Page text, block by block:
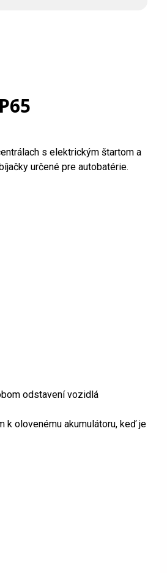
s elektrickým štartom a
určené pre autobatérie.
odstavení vozidlá
k olovenému akumulátoru, keď je